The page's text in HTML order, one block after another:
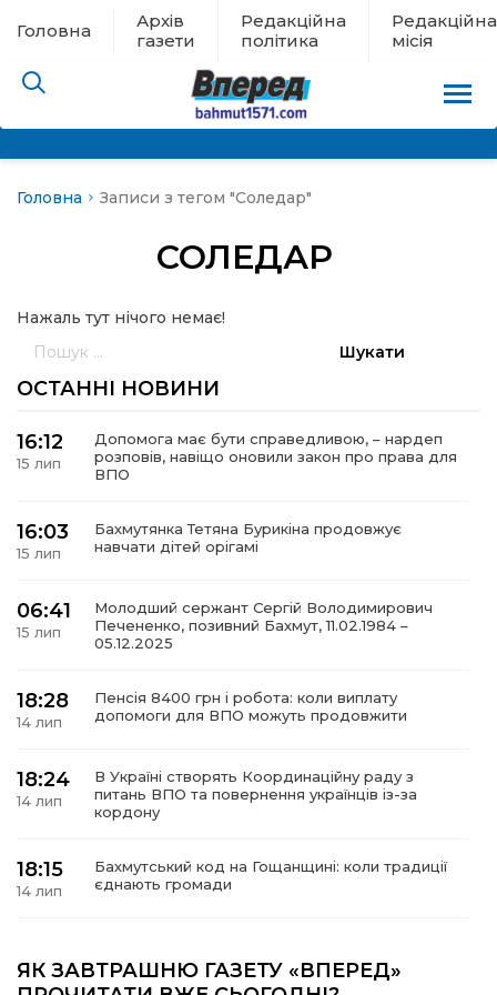
Головна
Архів
газети
Редакційна
політика
Редакційна
місія
новини
політика
місія
Головна Записи з тегом "Соледар"
СОЛЕДАР
Нажаль тут нічого немає!
ОСТАННІ НОВИНИ
16:12
15 лип
Допомога має бути справедливою, – нардеп
розповів, навіщо оновили закон про права для
ВПО
16:03
15 лип
Бахмутянка Тетяна Бурикіна продовжує
навчати дітей орігамі
06:41
15 лип
Молодший сержант Сергій Володимирович
Печененко, позивний Бахмут, 11.02.1984 –
05.12.2025
18:28
14 лип
Пенсія 8400 грн і робота: коли виплату
допомоги для ВПО можуть продовжити
18:24
14 лип
В Україні створять Координаційну раду з
питань ВПО та повернення українців із-за
кордону
18:15
14 лип
Бахмутський код на Гощанщині: коли традиції
єднають громади
10 лип
ЯК ЗАВТРАШНЮ ГАЗЕТУ «ВПЕРЕД»